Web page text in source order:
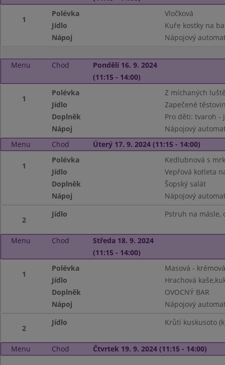
1
Polévka
Vločková
Jídlo
Kuře kostky na
Nápoj
Nápojový
Menu Chod
Pondělí 16. 9. 2024
(11:15 - 14:00)
1
Polévka
Z míchaných
Jídlo
Zapečené
Doplněk
Pro děti: tvaroh -
Nápoj
Nápojový
Menu
Chod Úterý 17. 9. 2024 (11:15 - 14:00)
1
Polévka
Kedlubnová s
Jídlo
Vepřová kotleta
Doplněk
Šopský salát
Nápoj
Nápojový
2
Jídlo Pstruh na másle,
Menu Chod
Středa 18. 9. 2024
(11:15 - 14:00)
1
Polévka
Masová - krémová
Jídlo
Hrachová
Doplněk
OVOCNÝ BAR
Nápoj
Nápojový
2
Jídlo Krůtí kuskusoto
Menu Chod Čtvrtek 19. 9. 2024 (11:15 - 14:00)